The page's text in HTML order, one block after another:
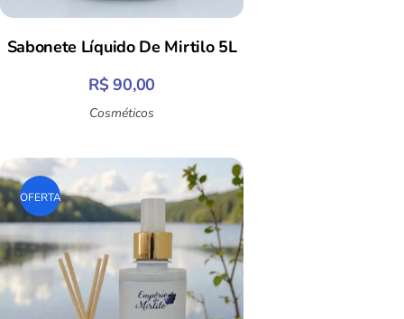
Sabonete Líquido De Mirtilo 5L
R$90,00
Cosméticos
OFERTA